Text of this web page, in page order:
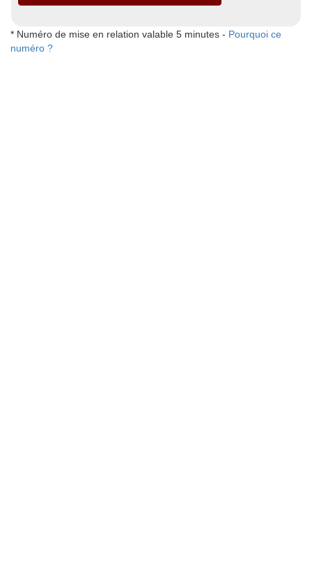
* Numéro de mise en relation valable 5 minutes - Pourquoi ce
numéro ?